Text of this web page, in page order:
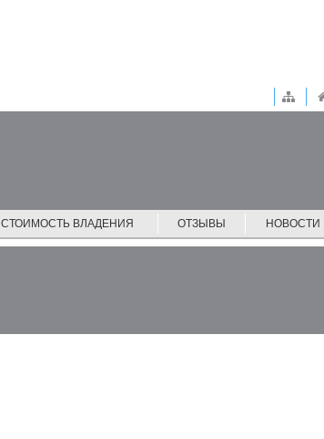
СТОИМОСТЬ ВЛАДЕНИЯ ОТЗЫВЫ НОВОСТИ